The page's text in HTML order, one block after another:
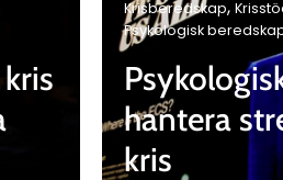
Krisberedskap
Psykologisk
hantera
kris